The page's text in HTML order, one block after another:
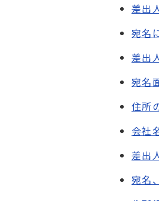
差出
宛名
差出
宛名
住所
会社
差出
宛名